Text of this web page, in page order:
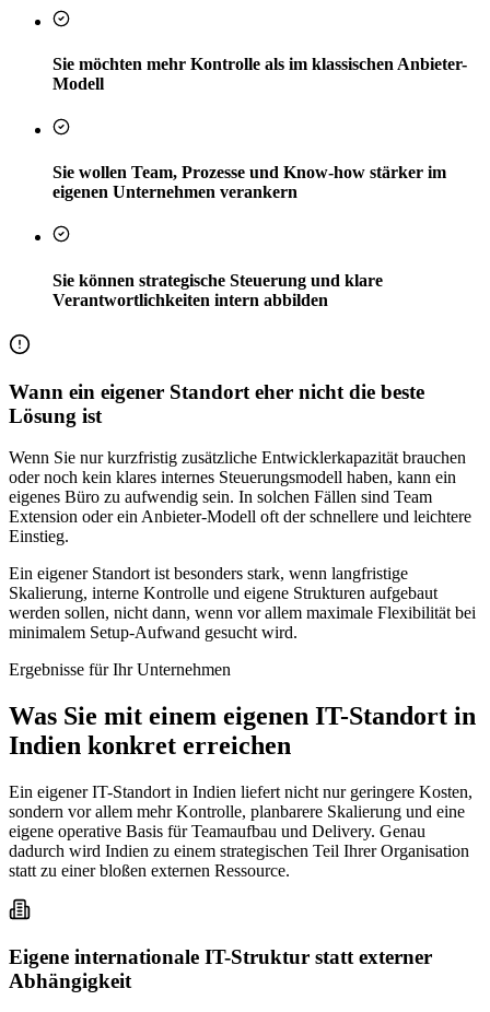
Sie möchten mehr Kontrolle als im klassischen Anbieter-
Modell
Sie wollen Team, Prozesse und Know-how stärker im
eigenen Unternehmen verankern
Sie können strategische Steuerung und klare
Verantwortlichkeiten intern abbilden
Wann ein eigener Standort eher nicht die beste
Lösung ist
Wenn Sie nur kurzfristig zusätzliche Entwicklerkapazität brauchen
oder noch kein klares internes Steuerungsmodell haben, kann ein
eigenes Büro zu aufwendig sein. In solchen Fällen sind Team
Extension oder ein Anbieter-Modell oft der schnellere und leichtere
Einstieg.
Ein eigener Standort ist besonders stark, wenn langfristige
Skalierung, interne Kontrolle und eigene Strukturen aufgebaut
werden sollen, nicht dann, wenn vor allem maximale Flexibilität bei
minimalem Setup-Aufwand gesucht wird.
Ergebnisse für Ihr Unternehmen
Was Sie mit einem eigenen IT-Standort in
Indien konkret erreichen
Ein eigener IT-Standort in Indien liefert nicht nur geringere Kosten,
sondern vor allem mehr Kontrolle, planbarere Skalierung und eine
eigene operative Basis für Teamaufbau und Delivery. Genau
dadurch wird Indien zu einem strategischen Teil Ihrer Organisation
statt zu einer bloßen externen Ressource.
Eigene internationale IT-Struktur statt externer
Abhängigkeit